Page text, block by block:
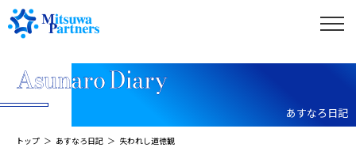
あすなろ日記
トップ あすなろ日記 失われし道徳観